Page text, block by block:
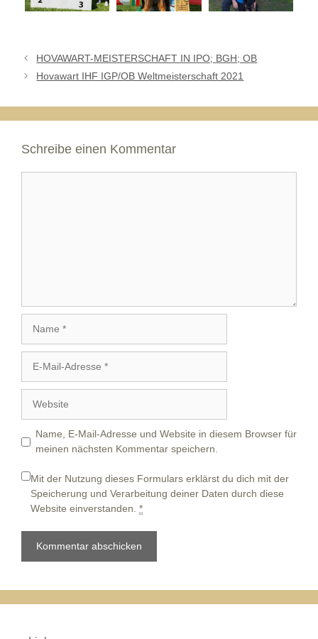
HOVAWART-MEISTERSCHAFT IN IPO; BGH; OB
Hovawart IHF IGP/OB Weltmeisterschaft 2021
Schreibe einen Kommentar
Mail-
Adresse
Name, E-Mail-Adresse und Website in diesem Browser für
meinen nächsten Kommentar speichern.
Mit der Nutzung dieses Formulars erklärst du dich mit der
Speicherung und Verarbeitung deiner Daten durch diese
Website einverstanden. *